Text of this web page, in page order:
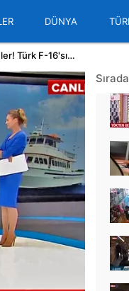
DÜNYA
Son Dakika Haberi: TSK'dan Akdeniz'de Yunanlıları çıldırtan görüntüler! Türk F-16'sından efsane hareket | Video